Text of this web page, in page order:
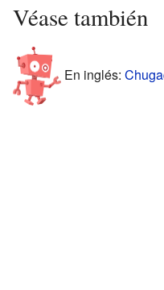
Véase también
En inglés: